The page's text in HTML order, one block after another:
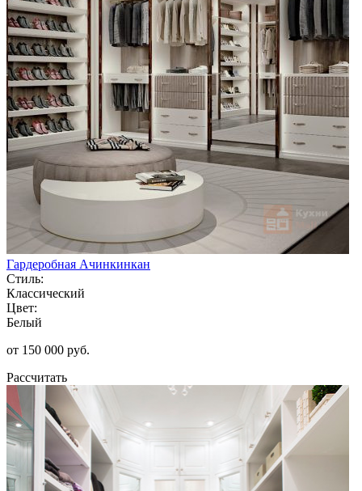
Гардеробная Ачинкинкан
Стиль:
Классический
Цвет:
Белый
от 150 000 руб.
Рассчитать